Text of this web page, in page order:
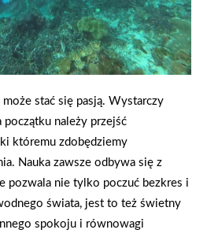
stać się pasją. Wystarczy
początku należy przejść
któremu zdobędziemy
Nauka zawsze odbywa się z
pozwala nie tylko poczuć bezkres i
świata, jest to też świetny
spokoju i równowagi